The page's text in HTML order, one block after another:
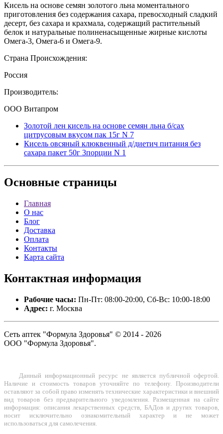
Кисель на основе семян золотого льна моментального
приготовления без содержания сахара, превосходный сладкий
десерт, без сахара и крахмала, содержащий растительный
белок и натуральные полиненасыщенные жирные кислоты
Омега-3, Омега-6 и Омега-9.
Страна Происхождения:
Россия
Производитель:
ООО Витапром
Золотой лен кисель на основе семян льна б/сах
цитрусовым вкусом пак 15г N 7
Кисель овсяный клюквенный д/диетич питания без
сахара пакет 50г 3порции N 1
Основные страницы
Главная
О нас
Блог
Доставка
Оплата
Контакты
Карта сайта
Контактная информация
Рабочие часы: Пн-Пт: 08:00-20:00, Сб-Вс: 10:00-18:00
Адрес: г. Москва
Сеть аптек "Формула Здоровья" © 2014 - 2026
ООО "Формула Здоровья".
Данный информационный ресурс не является публичной офертой.
Наличие и стоимость товаров уточняйте по телефону. Производители
оставляют за собой право изменять технические характеристики и внешний
вид товаров без предварительного уведомления. Размещенная на сайте
информация: описания лекарственных средств, БАДов и других товаров,
носит исключительно ознакомительный характер и не может
использоваться для самолечения.